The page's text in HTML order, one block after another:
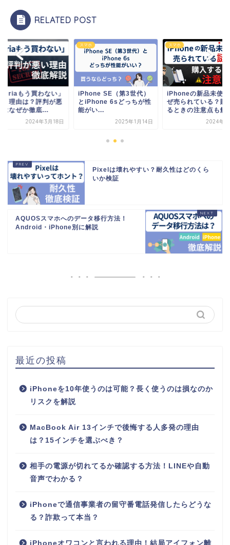
RELATED POST
もう買わない」
う理由は？評判が悪
はなぜか徹底...
2024年3月18日
スマホ
iPhone SE（第3世代）
とiPhone 6sどっちが性
能がい...
2025年1月14日
スマホ
iPhoneの新品未使
ぜ売られている？購
るときの注意点も解
2024年2
Pixelは壊れやすい？耐久性はどのくら
いか検証
AQUOSスマホへのデータ移行方法！
Android・iPhone別に解説
最近の投稿
iPhoneを10年使うのは可能？長く使うのは損なのか
リスクを解説
MacBook Air 13インチで後悔する人多発の理由
は？15インチを選ぶべき？
相手の電源が切れてるか確認する方法！LINEや自動
音声でわかる？
iPhoneで通信事業者の留守番電話発信したらどうな
る？詐欺って本当？
iPhoneオワコンと言われる理由！結局アイフォン離